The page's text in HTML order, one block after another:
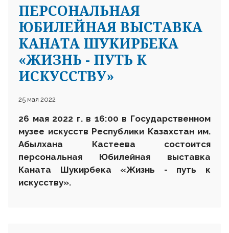
ПЕРСОНАЛЬНАЯ
ЮБИЛЕЙНАЯ ВЫСТАВКА
КАНАТА ШУКИРБЕКА
«ЖИЗНЬ - ПУТЬ К
ИСКУССТВУ»
25 мая 2022
26 мая 2022 г. в 16:00 в Государственном
музее искусств Республики Казахстан им.
Абылхана Кастеева состоится
персональная Юбилейная выставка
Каната Шукирбека «Жизнь - путь к
искусству».